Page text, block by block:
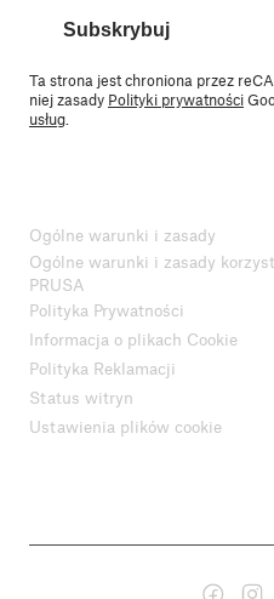
Subskrybuj
Ta strona jest chroniona przez
niej zasady Polityki prywatności
usług
Ogólne warunki i zasady
Ogólne warunki i zasady
PRUSA
Polityka Prywatności
Informacja o plikach Cookie
Polityka Reklamacji
Status witryn
Ustawienia plików cookie